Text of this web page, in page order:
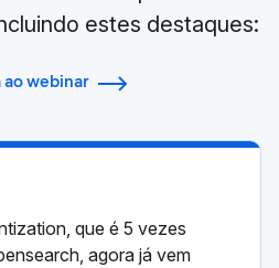
estes destaques:
ao webinar
que é 5 vezes
agora já vem